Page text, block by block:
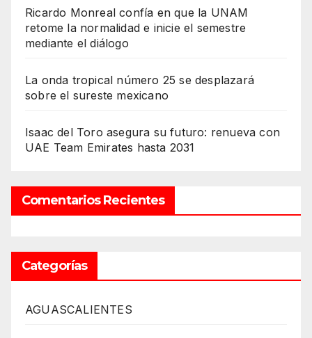
Ricardo Monreal confía en que la UNAM
retome la normalidad e inicie el semestre
mediante el diálogo
La onda tropical número 25 se desplazará
sobre el sureste mexicano
Isaac del Toro asegura su futuro: renueva con
UAE Team Emirates hasta 2031
Comentarios Recientes
Categorías
AGUASCALIENTES